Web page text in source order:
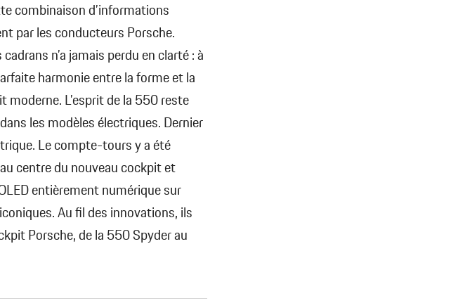
combinaison d’informations
par les conducteurs Porsche.
n’a jamais perdu en clarté : à
harmonie entre la forme et la
L’esprit de la 550 reste
les modèles électriques. Dernier
Le compte-tours y a été
centre du nouveau cockpit et
entièrement numérique sur
Au fil des innovations, ils
Porsche, de la 550 Spyder au